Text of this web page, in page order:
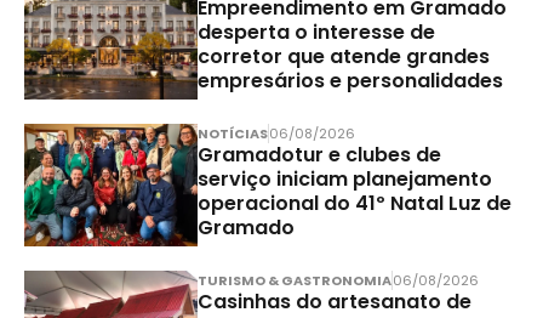
Empreendimento em Gramado
desperta o interesse de
corretor que atende grandes
empresários e personalidades
NOTÍCIAS06/08/2026
Gramadotur e clubes de
serviço iniciam planejamento
operacional do 41º Natal Luz de
Gramado
TURISMO & GASTRONOMIA06/08/2026
Casinhas do artesanato de